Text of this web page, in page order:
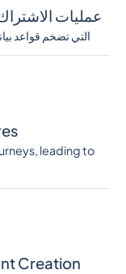
عمليات
التي تضخم قواعد
leading to
Creation